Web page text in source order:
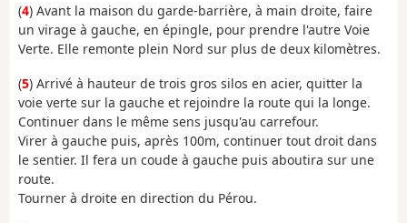
(4) Avant la maison du garde-barrière, à main droite, faire
un virage à gauche, en épingle, pour prendre l'autre Voie
Verte. Elle remonte plein Nord sur plus de deux kilomètres.
(5) Arrivé à hauteur de trois gros silos en acier, quitter la
voie verte sur la gauche et rejoindre la route qui la longe.
Continuer dans le même sens jusqu'au carrefour.
Virer à gauche puis, après 100m, continuer tout droit dans
le sentier. Il fera un coude à gauche puis aboutira sur une
route.
Tourner à droite en direction du Pérou.